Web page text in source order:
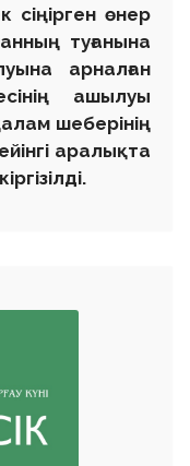
сіңірген өнер
туғанына
арналған
ашылуы
шеберінің
аралықта